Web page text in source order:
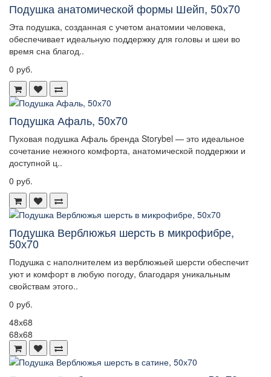
Подушка анатомической формы Шейп, 50х70
Эта подушка, созданная с учетом анатомии человека,
обеспечивает идеальную поддержку для головы и шеи во
время сна благод..
0 руб.
Подушка Афаль, 50х70
Пуховая подушка Афаль бренда Storybel — это идеальное
сочетание нежного комфорта, анатомической поддержки и
доступной ц..
0 руб.
Подушка Верблюжья шерсть в микрофибре,
50х70
Подушка с наполнителем из верблюжьей шерсти обеспечит
уют и комфорт в любую погоду, благодаря уникальным
свойствам этого..
0 руб.
48х68
68х68